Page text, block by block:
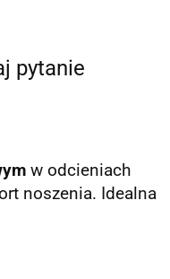
pytanie
w odcieniach
noszenia. Idealna